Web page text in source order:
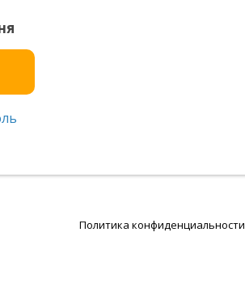
Политика конфиденциальности